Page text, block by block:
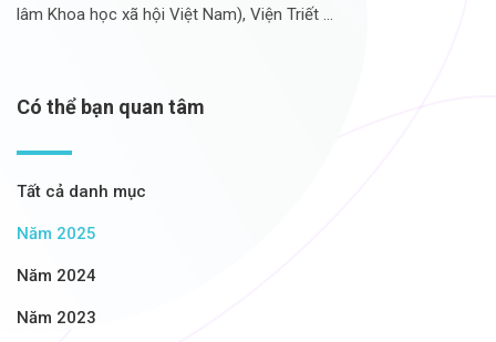
lâm Khoa học xã hội Việt Nam), Viện Triết
Có thể bạn quan tâm
Tất cả danh mục
Năm 2025
Năm 2024
Năm 2023